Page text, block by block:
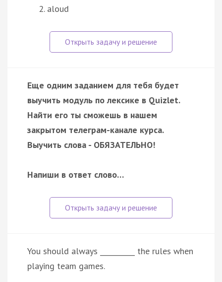
aloud
Еще одним заданием для тебя будет
выучить модуль по лексике в Quizlet.
Найти его ты сможешь в нашем
закрытом телеграм-канале курса.
Выучить слова - ОБЯЗАТЕЛЬНО!
Напиши в ответ слово…
You should always __________ the rules when
playing team games.